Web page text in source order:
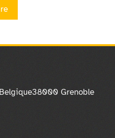
38000 Grenoble